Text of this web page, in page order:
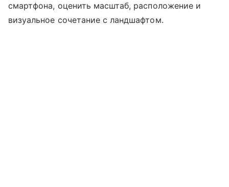
смартфона, оценить масштаб, расположение и
визуальное сочетание с ландшафтом.